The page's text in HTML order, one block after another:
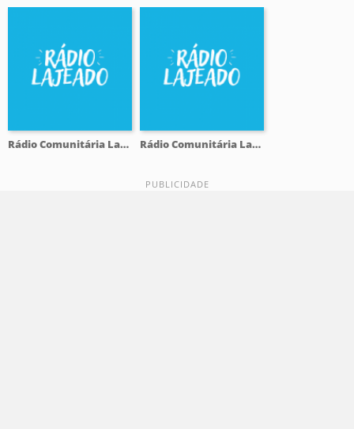
Rádio Comunitária Lajeado FM 98.1 Rádio Comunitária Lajeado FM 98.1